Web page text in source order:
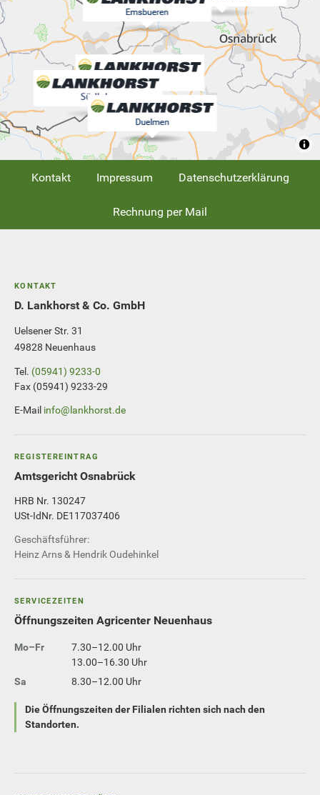
Kontakt Impressum Datenschutzerklärung
Rechnung per Mail
KONTAKT
D. Lankhorst & Co. GmbH
Uelsener Str. 31
49828 Neuenhaus
Tel. (05941) 9233-0
Fax (05941) 9233-29
E-Mail info@lankhorst.de
REGISTEREINTRAG
Amtsgericht Osnabrück
HRB Nr. 130247
USt-IdNr. DE117037406
Geschäftsführer:
Heinz Arns & Hendrik Oudehinkel
SERVICEZEITEN
Öffnungszeiten Agricenter Neuenhaus
Mo–Fr
7.30–12.00 Uhr
13.00–16.30 Uhr
Sa
8.30–12.00 Uhr
Die Öffnungszeiten der Filialen richten sich nach den
Standorten.